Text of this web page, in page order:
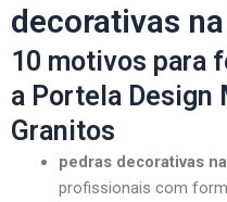
decorativas
10 motivos para
a Portela Design
Granitos
pedras decorativas
profissionais com